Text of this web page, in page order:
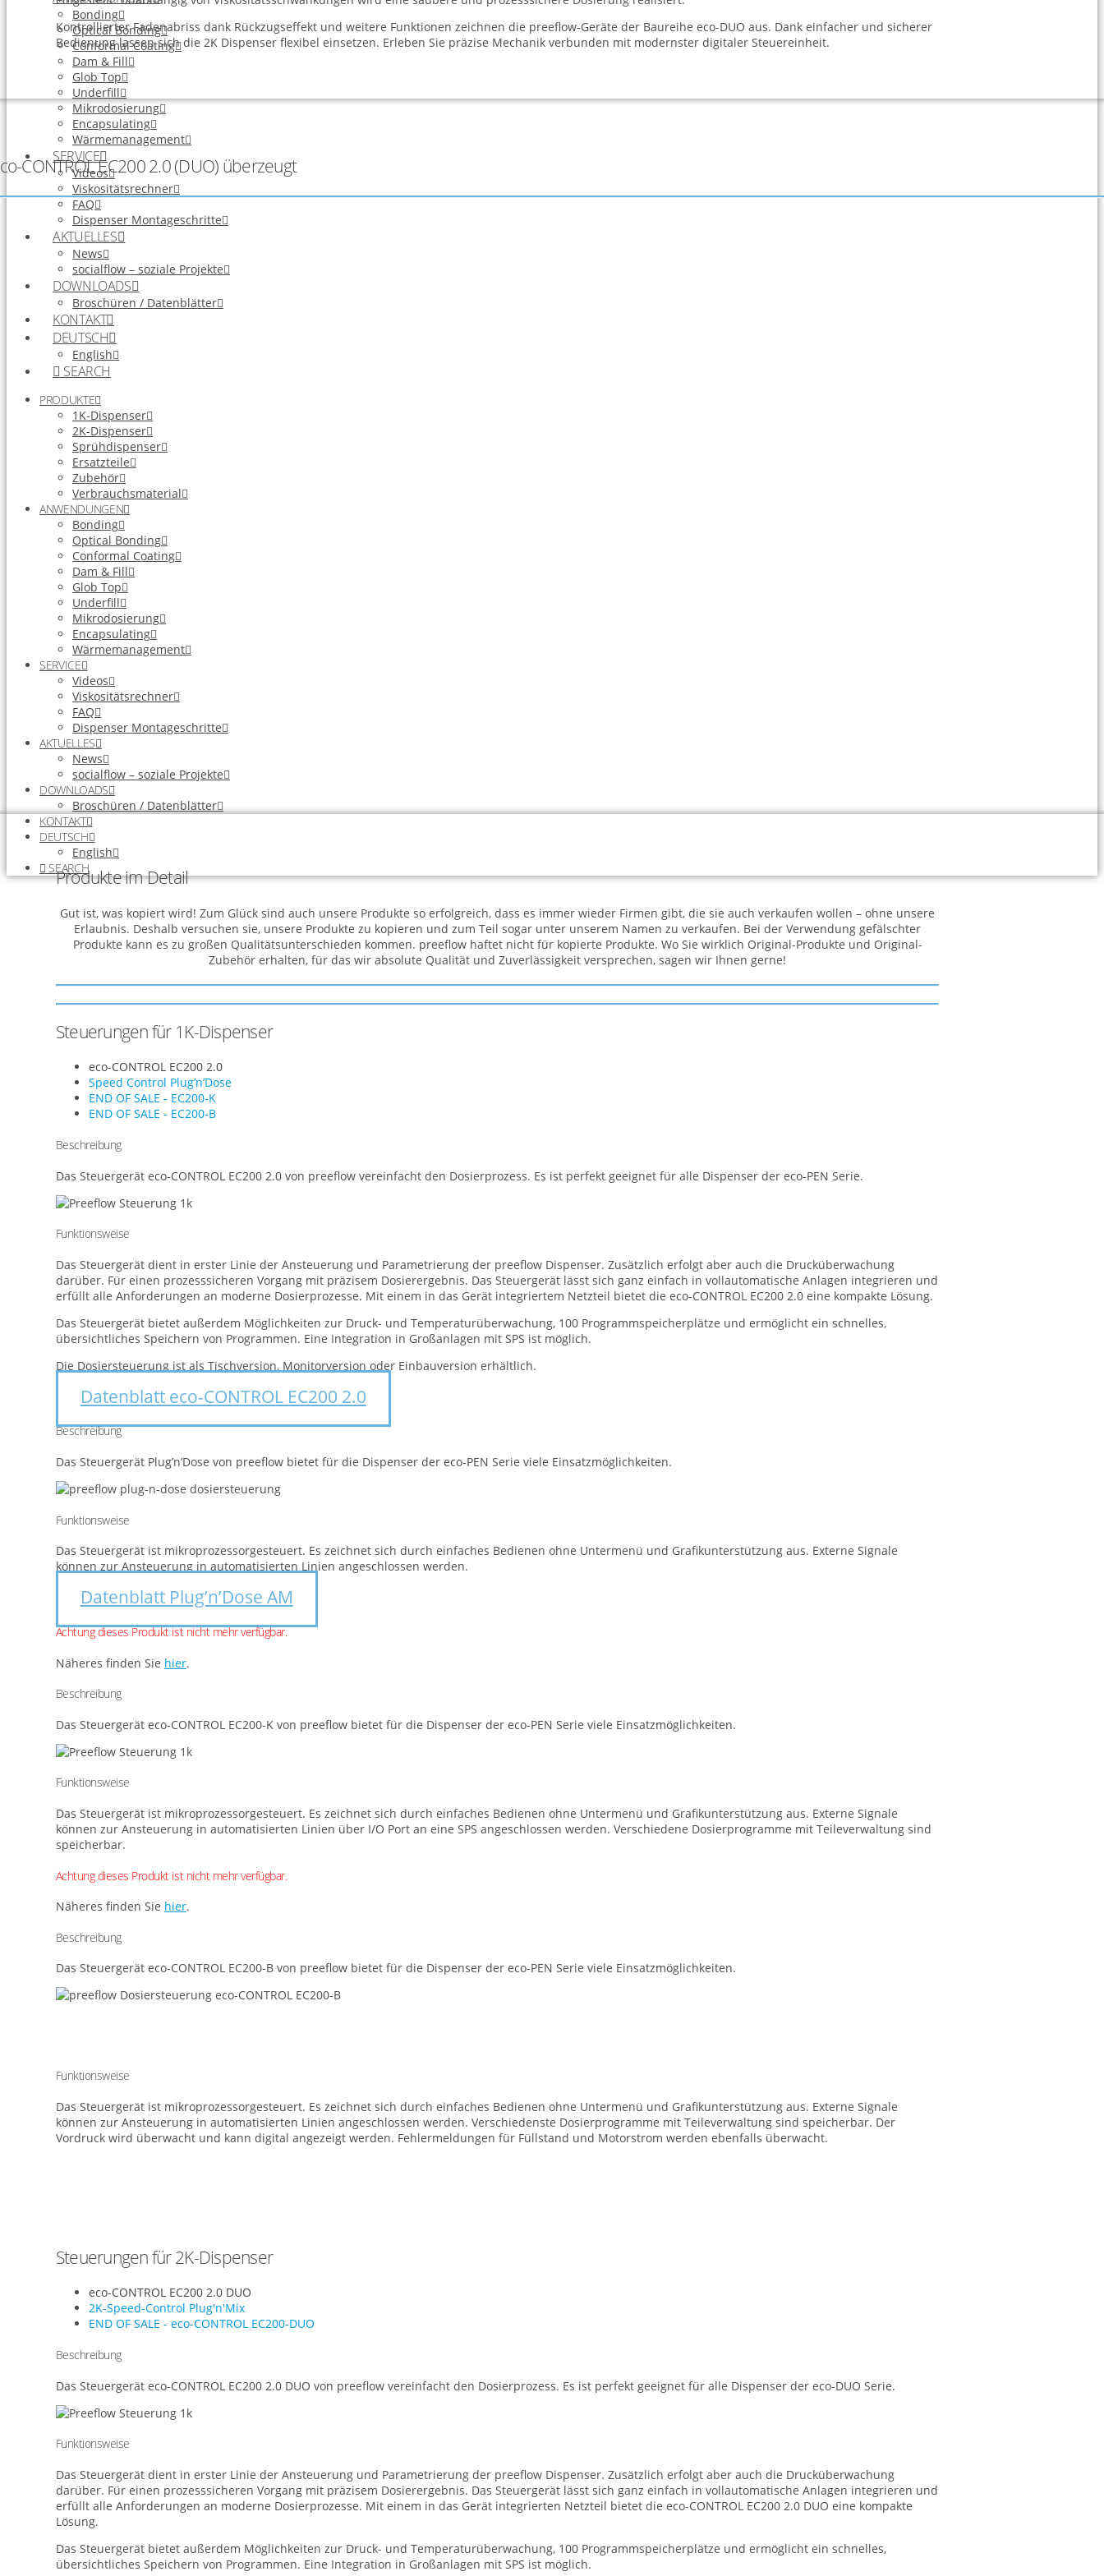
Bonding
Optical Bonding
Conformal Coating
Dam & Fill
Glob Top
Underfill
Mikrodosierung
Encapsulating
Wärmemanagement
SERVICE
Videos
Viskositätsrechner
FAQ
Dispenser Montageschritte
AKTUELLES
News
socialflow – soziale Projekte
DOWNLOADS
Broschüren / Datenblätter
KONTAKT
DEUTSCH
English
SEARCH
PRODUKTE
1K-Dispenser
2K-Dispenser
Sprühdispenser
Ersatzteile
Zubehör
Verbrauchsmaterial
ANWENDUNGEN
Bonding
Optical Bonding
Conformal Coating
Dam & Fill
Glob Top
Underfill
Mikrodosierung
Encapsulating
Wärmemanagement
SERVICE
Videos
Viskositätsrechner
FAQ
Dispenser Montageschritte
AKTUELLES
News
socialflow – soziale Projekte
DOWNLOADS
Broschüren / Datenblätter
KONTAKT
DEUTSCH
English
SEARCH
Kontrollierter Fadenabriss dank Rückzugseffekt und weitere Funktionen zeichnen die preeflow-Geräte der Baureihe eco-DUO aus. Dank einfacher und sicherer
Bedienung lassen sich die 2K Dispenser flexibel einsetzen. Erleben Sie präzise Mechanik verbunden mit modernster digitaler Steuereinheit.
CONTROL EC200 2.0 (DUO) überzeugt
Produkte im Detail
Gut ist, was kopiert wird! Zum Glück sind auch unsere Produkte so erfolgreich, dass es immer wieder Firmen gibt, die sie auch verkaufen wollen – ohne unsere
Erlaubnis. Deshalb versuchen sie, unsere Produkte zu kopieren und zum Teil sogar unter unserem Namen zu verkaufen. Bei der Verwendung gefälschter
Produkte kann es zu großen Qualitätsunterschieden kommen. preeflow haftet nicht für kopierte Produkte. Wo Sie wirklich Original-Produkte und Original-
Zubehör erhalten, für das wir absolute Qualität und Zuverlässigkeit versprechen, sagen wir Ihnen gerne!
Steuerungen für 1K-Dispenser
eco-CONTROL EC200 2.0
Speed Control Plug’n’Dose
END OF SALE - EC200-K
END OF SALE - EC200-B
Beschreibung
Das Steuergerät eco-CONTROL EC200 2.0 von preeflow vereinfacht den Dosierprozess. Es ist perfekt geeignet für alle Dispenser der eco-PEN Serie.
Funktionsweise
Das Steuergerät dient in erster Linie der Ansteuerung und Parametrierung der preeflow Dispenser. Zusätzlich erfolgt aber auch die Drucküberwachung
darüber. Für einen prozesssicheren Vorgang mit präzisem Dosierergebnis. Das Steuergerät lässt sich ganz einfach in vollautomatische Anlagen integrieren und
erfüllt alle Anforderungen an moderne Dosierprozesse. Mit einem in das Gerät integriertem Netzteil bietet die eco-CONTROL EC200 2.0 eine kompakte Lösung.
Das Steuergerät bietet außerdem Möglichkeiten zur Druck- und Temperaturüberwachung, 100 Programmspeicherplätze und ermöglicht ein schnelles,
übersichtliches Speichern von Programmen. Eine Integration in Großanlagen mit SPS ist möglich.
Die Dosiersteuerung ist als Tischversion, Monitorversion oder Einbauversion erhältlich.
Datenblatt eco-CONTROL EC200 2.0
Beschreibung
Das Steuergerät Plug’n’Dose von preeflow bietet für die Dispenser der eco-PEN Serie viele Einsatzmöglichkeiten.
Funktionsweise
Das Steuergerät ist mikroprozessorgesteuert. Es zeichnet sich durch einfaches Bedienen ohne Untermenü und Grafikunterstützung aus. Externe Signale
können zur Ansteuerung in automatisierten Linien angeschlossen werden.
Datenblatt Plug’n’Dose AM
Achtung dieses Produkt ist nicht mehr verfügbar.
Näheres finden Sie hier.
Beschreibung
Das Steuergerät eco-CONTROL EC200-K von preeflow bietet für die Dispenser der eco-PEN Serie viele Einsatzmöglichkeiten.
Funktionsweise
Das Steuergerät ist mikroprozessorgesteuert. Es zeichnet sich durch einfaches Bedienen ohne Untermenü und Grafikunterstützung aus. Externe Signale
können zur Ansteuerung in automatisierten Linien über I/O Port an eine SPS angeschlossen werden. Verschiedene Dosierprogramme mit Teileverwaltung sind
speicherbar.
Achtung dieses Produkt ist nicht mehr verfügbar.
Näheres finden Sie hier.
Beschreibung
Das Steuergerät eco-CONTROL EC200-B von preeflow bietet für die Dispenser der eco-PEN Serie viele Einsatzmöglichkeiten.
Funktionsweise
Das Steuergerät ist mikroprozessorgesteuert. Es zeichnet sich durch einfaches Bedienen ohne Untermenü und Grafikunterstützung aus. Externe Signale
können zur Ansteuerung in automatisierten Linien angeschlossen werden. Verschiedenste Dosierprogramme mit Teileverwaltung sind speicherbar. Der
Vordruck wird überwacht und kann digital angezeigt werden. Fehlermeldungen für Füllstand und Motorstrom werden ebenfalls überwacht.
Steuerungen für 2K-Dispenser
eco-CONTROL EC200 2.0 DUO
2K-Speed-Control Plug'n'Mix
END OF SALE - eco-CONTROL EC200-DUO
Beschreibung
Das Steuergerät eco-CONTROL EC200 2.0 DUO von preeflow vereinfacht den Dosierprozess. Es ist perfekt geeignet für alle Dispenser der eco-DUO Serie.
Funktionsweise
Das Steuergerät dient in erster Linie der Ansteuerung und Parametrierung der preeflow Dispenser. Zusätzlich erfolgt aber auch die Drucküberwachung
darüber. Für einen prozesssicheren Vorgang mit präzisem Dosierergebnis. Das Steuergerät lässt sich ganz einfach in vollautomatische Anlagen integrieren und
erfüllt alle Anforderungen an moderne Dosierprozesse. Mit einem in das Gerät integrierten Netzteil bietet die eco-CONTROL EC200 2.0 DUO eine kompakte
Lösung.
Das Steuergerät bietet außerdem Möglichkeiten zur Druck- und Temperaturüberwachung, 100 Programmspeicherplätze und ermöglicht ein schnelles,
übersichtliches Speichern von Programmen. Eine Integration in Großanlagen mit SPS ist möglich.